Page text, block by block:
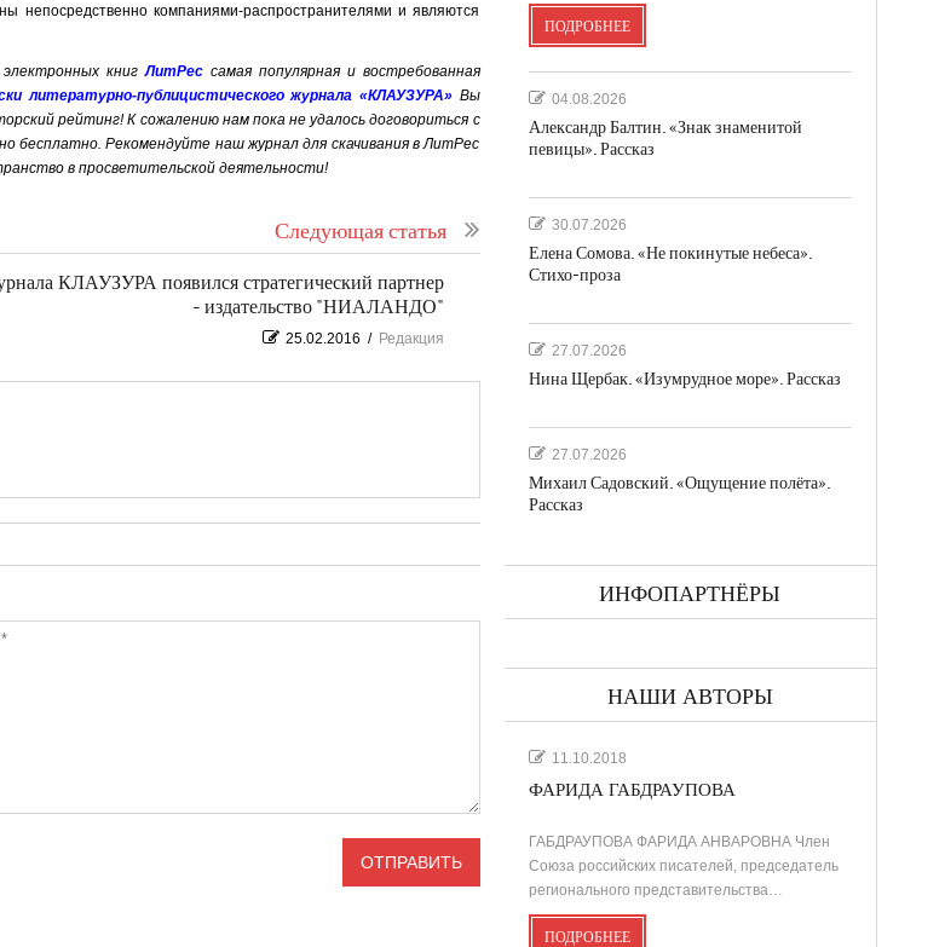
непосредственно компаниями-распространителями и являются
книгЛитРес самая популярная и востребованная
литературно-публицистического журнала «КЛАУЗУРА»Вы
рейтинг! К сожалению нам пока не удалось договориться с
Рекомендуйте наш журнал для скачивания в ЛитРес
в просветительской деятельности!
Следующая статья
КЛАУЗУРА появился стратегический партнер
- издательство "НИАЛАНДО"
25.02.2016 / Редакция
ПОДРОБНЕЕ
04.08.2026
Александр Балтин. «Знак знаменитой
певицы». Рассказ
30.07.2026
Елена Сомова. «Не покинутые небеса».
Стихо-проза
27.07.2026
Нина Щербак. «Изумрудное море». Рассказ
27.07.2026
Михаил Садовский. «Ощущение полёта».
Рассказ
ИНФОПАРТНЁРЫ
НАШИ АВТОРЫ
11.10.2018
ФАРИДА ГАБДРАУПОВА
ГАБДРАУПОВА ФАРИДА АНВАРОВНА Член
Союза российских писателей, председатель
регионального представительства…
ПОДРОБНЕЕ